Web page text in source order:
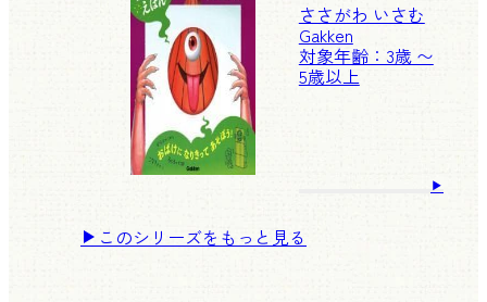
ささがわ いさむ
Gakken
対象年齢：3歳 〜
5歳以上
このシリーズをもっと見る